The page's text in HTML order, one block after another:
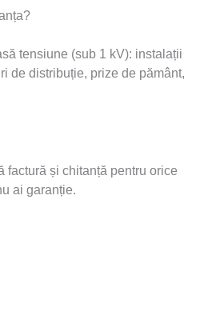
tensiune (sub 1 kV): instalații
de distribuție, prize de pământ,
factură și chitanță pentru orice
ai garanție.